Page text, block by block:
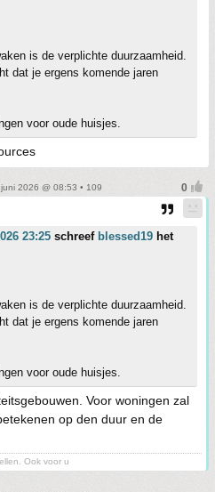
is de verplichte duurzaamheid.
dat je ergens komende jaren
voor oude huisjes.
2026 @ 08:53 • 109
23:25 schreef blessed19 het
is de verplichte duurzaamheid.
dat je ergens komende jaren
voor oude huisjes.
Voor woningen zal
op den duur en de
Ook voor u